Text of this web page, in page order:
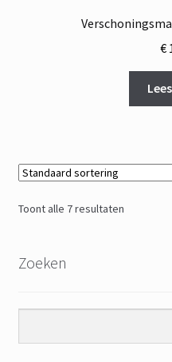
€
Toont alle 7 resultaten
Zoeken